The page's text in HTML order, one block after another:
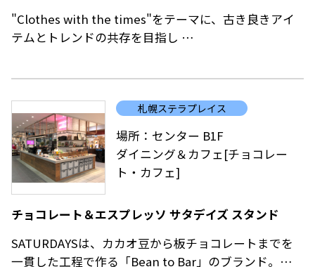
"Clothes with the times"をテーマに、古き良きアイ
テムとトレンドの共存を目指し
ならではの視点で監修。
イテムも
多数取り扱います。
札幌ステラプレイス
場所：センター B1F
ダイニング＆カフェ[チョコレー
ト・カフェ]
チョコレート＆エスプレッソ サタデイズ スタンド
SATURDAYSは、カカオ豆から板チョコレートまでを
一貫した工程で作る「Bean to Bar」のブランド。